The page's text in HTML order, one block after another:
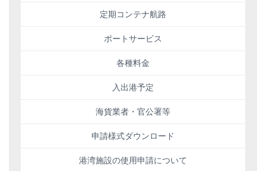
定期コンテナ航路
ポートサービス
各種料金
入出港予定
海貨業者・官公署等
申請様式ダウンロード
港湾施設の使用申請について